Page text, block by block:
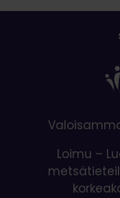
Loimu –